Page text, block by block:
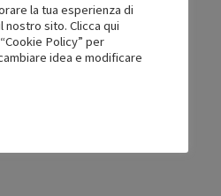
con 0 %
la tua esperienza di
nostro sito. Clicca qui
Policy” per
idea e modificare